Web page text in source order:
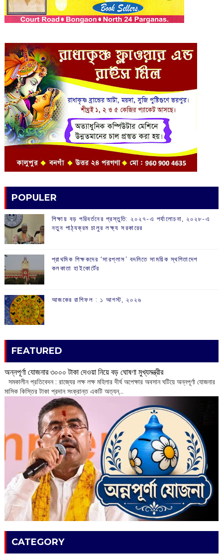
POPULER
শিক্ষায় বড় পরিবর্তনের প্রস্তুতি: ২০২৭-এ পর্যালোচনা, ২০২৮-এ
নতুন পাঠ্যক্রম চালুর লক্ষ্য সরকারের
প্রাথমিক শিক্ষকদের ‘সারপ্লাস’ বদলিতে সাময়িক স্থগিতাদেশ
কলকাতা হাইকোর্টের
আজকের রাশিফল :‌ ‌‌১ আগস্ট, ২০২৬
FEATURED
অন্নপূর্ণা যোজনার ৩০০০ টাকা দেওয়া নিয়ে বড় ঘোষণা মুখ্যমন্ত্রীর
সমকালীন প্রতিবেদন : রাজ্যের লক্ষ লক্ষ মহিলার দীর্ঘ অপেক্ষার অবসান ঘটিয়ে অন্নপূর্ণা যোজনার
মাসিক কিস্তির টাকা প্রদান সংক্রান্ত একটি অত্যন্...
CATEGORY